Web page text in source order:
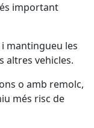
important
mantingueu les
altres vehicles.
o amb remolc,
més risc de